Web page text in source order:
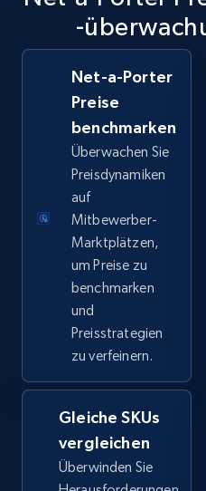
TikTok Shop
URL, Title, Available,
price, Final price,
5.4K+
TikTok Shop - category
URL, Title, Available,
price, Final price,
5.4K+ 668+
TikTok Shop - Collect
URL, Title, Available,
price, Final price,
-
Net-a-Porter
Preise
benchmarken
Überwachen Sie
Preisdynamiken
auf
Mitbewerber-
Marktplätzen,
um Preise zu
benchmarken
und
Preisstrategien
zu verfeinern.
Gleiche SKUs
vergleichen
Überwinden Sie